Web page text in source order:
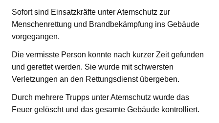
Sofort sind Einsatzkräfte unter Atemschutz zur
Menschenrettung und Brandbekämpfung ins Gebäude
vorgegangen.
Die vermisste Person konnte nach kurzer Zeit gefunden
und gerettet werden. Sie wurde mit schwersten
Verletzungen an den Rettungsdienst übergeben.
Durch mehrere Trupps unter Atemschutz wurde das
Feuer gelöscht und das gesamte Gebäude kontrolliert.